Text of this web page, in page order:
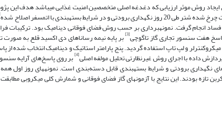
روش موثر ارزیابی که دغدغه اصلی متخصصین امنیت غذایی می­باشد هدف این
بسته­بندی با اتمسفر اصلاح شده
انجام گرفت. نمونه­برداری بر حسب روش فضای فوقانی دینامیک بود. ترکیبات
هفت سنسور تجاری گاز تاگوچی[3] بر پایه نیمه رساناهای دی اکسید قلع به صورت
و لپ تاپ استفاده گردید. پنج پارامتر استاتیک و دینامیک انتخاب شده از
داده با اجرای روش غیرنظارتی تحلیل مولفه اصلی[4] بر روی پاسخ‌های آرایه
برودتی و شرایط بسته­بندی قابل دسته‌بندی است. نمونه­های روز اول همه
تازه بودند. این نتایج با آزمون­های گاز فضای فوقانی و شمارش کلی میکروبی